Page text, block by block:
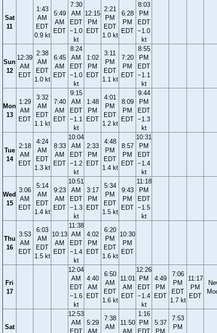
Sat
11
1:43
AM
EDT
0.9 kt
5:49
AM
EDT
7:30
AM
EDT
−1.0
kt
12:15
PM
EDT
2:21
PM
EDT
1.0 kt
6:28
PM
EDT
8:03
PM
EDT
−1.0
kt
Sun
12
12:39
AM
EDT
2:38
AM
EDT
1.0 kt
6:45
AM
EDT
8:24
AM
EDT
−1.0
kt
1:02
PM
EDT
3:11
PM
EDT
1.1 kt
7:20
PM
EDT
8:55
PM
EDT
−1.1
kt
Mon
13
1:29
AM
EDT
3:32
AM
EDT
1.1 kt
7:40
AM
EDT
9:15
AM
EDT
−1.1
kt
1:48
PM
EDT
4:01
PM
EDT
1.2 kt
8:09
PM
EDT
9:44
PM
EDT
−1.3
kt
Tue
14
2:18
AM
EDT
4:24
AM
EDT
1.3 kt
8:33
AM
EDT
10:04
AM
EDT
−1.2
kt
2:33
PM
EDT
4:48
PM
EDT
1.4 kt
8:57
PM
EDT
10:31
PM
EDT
−1.4
kt
Wed
15
3:06
AM
EDT
5:14
AM
EDT
1.4 kt
9:23
AM
EDT
10:51
AM
EDT
−1.3
kt
3:17
PM
EDT
5:34
PM
EDT
1.5 kt
9:43
PM
EDT
11:18
PM
EDT
−1.5
kt
Thu
16
3:53
AM
EDT
6:03
AM
EDT
1.5 kt
10:13
AM
EDT
11:38
AM
EDT
−1.4
kt
4:02
PM
EDT
6:20
PM
EDT
1.6 kt
10:30
PM
EDT
Fri
17
12:04
AM
EDT
−1.6
kt
4:40
AM
EDT
6:50
AM
EDT
1.6 kt
11:01
AM
EDT
12:26
PM
EDT
−1.4
kt
4:49
PM
EDT
7:06
PM
EDT
1.7 kt
11:17
PM
EDT
Sat
12:53
AM
EDT
5:29
AM
7:38
AM
11:50
AM
1:16
PM
EDT
5:37
PM
7:53
PM